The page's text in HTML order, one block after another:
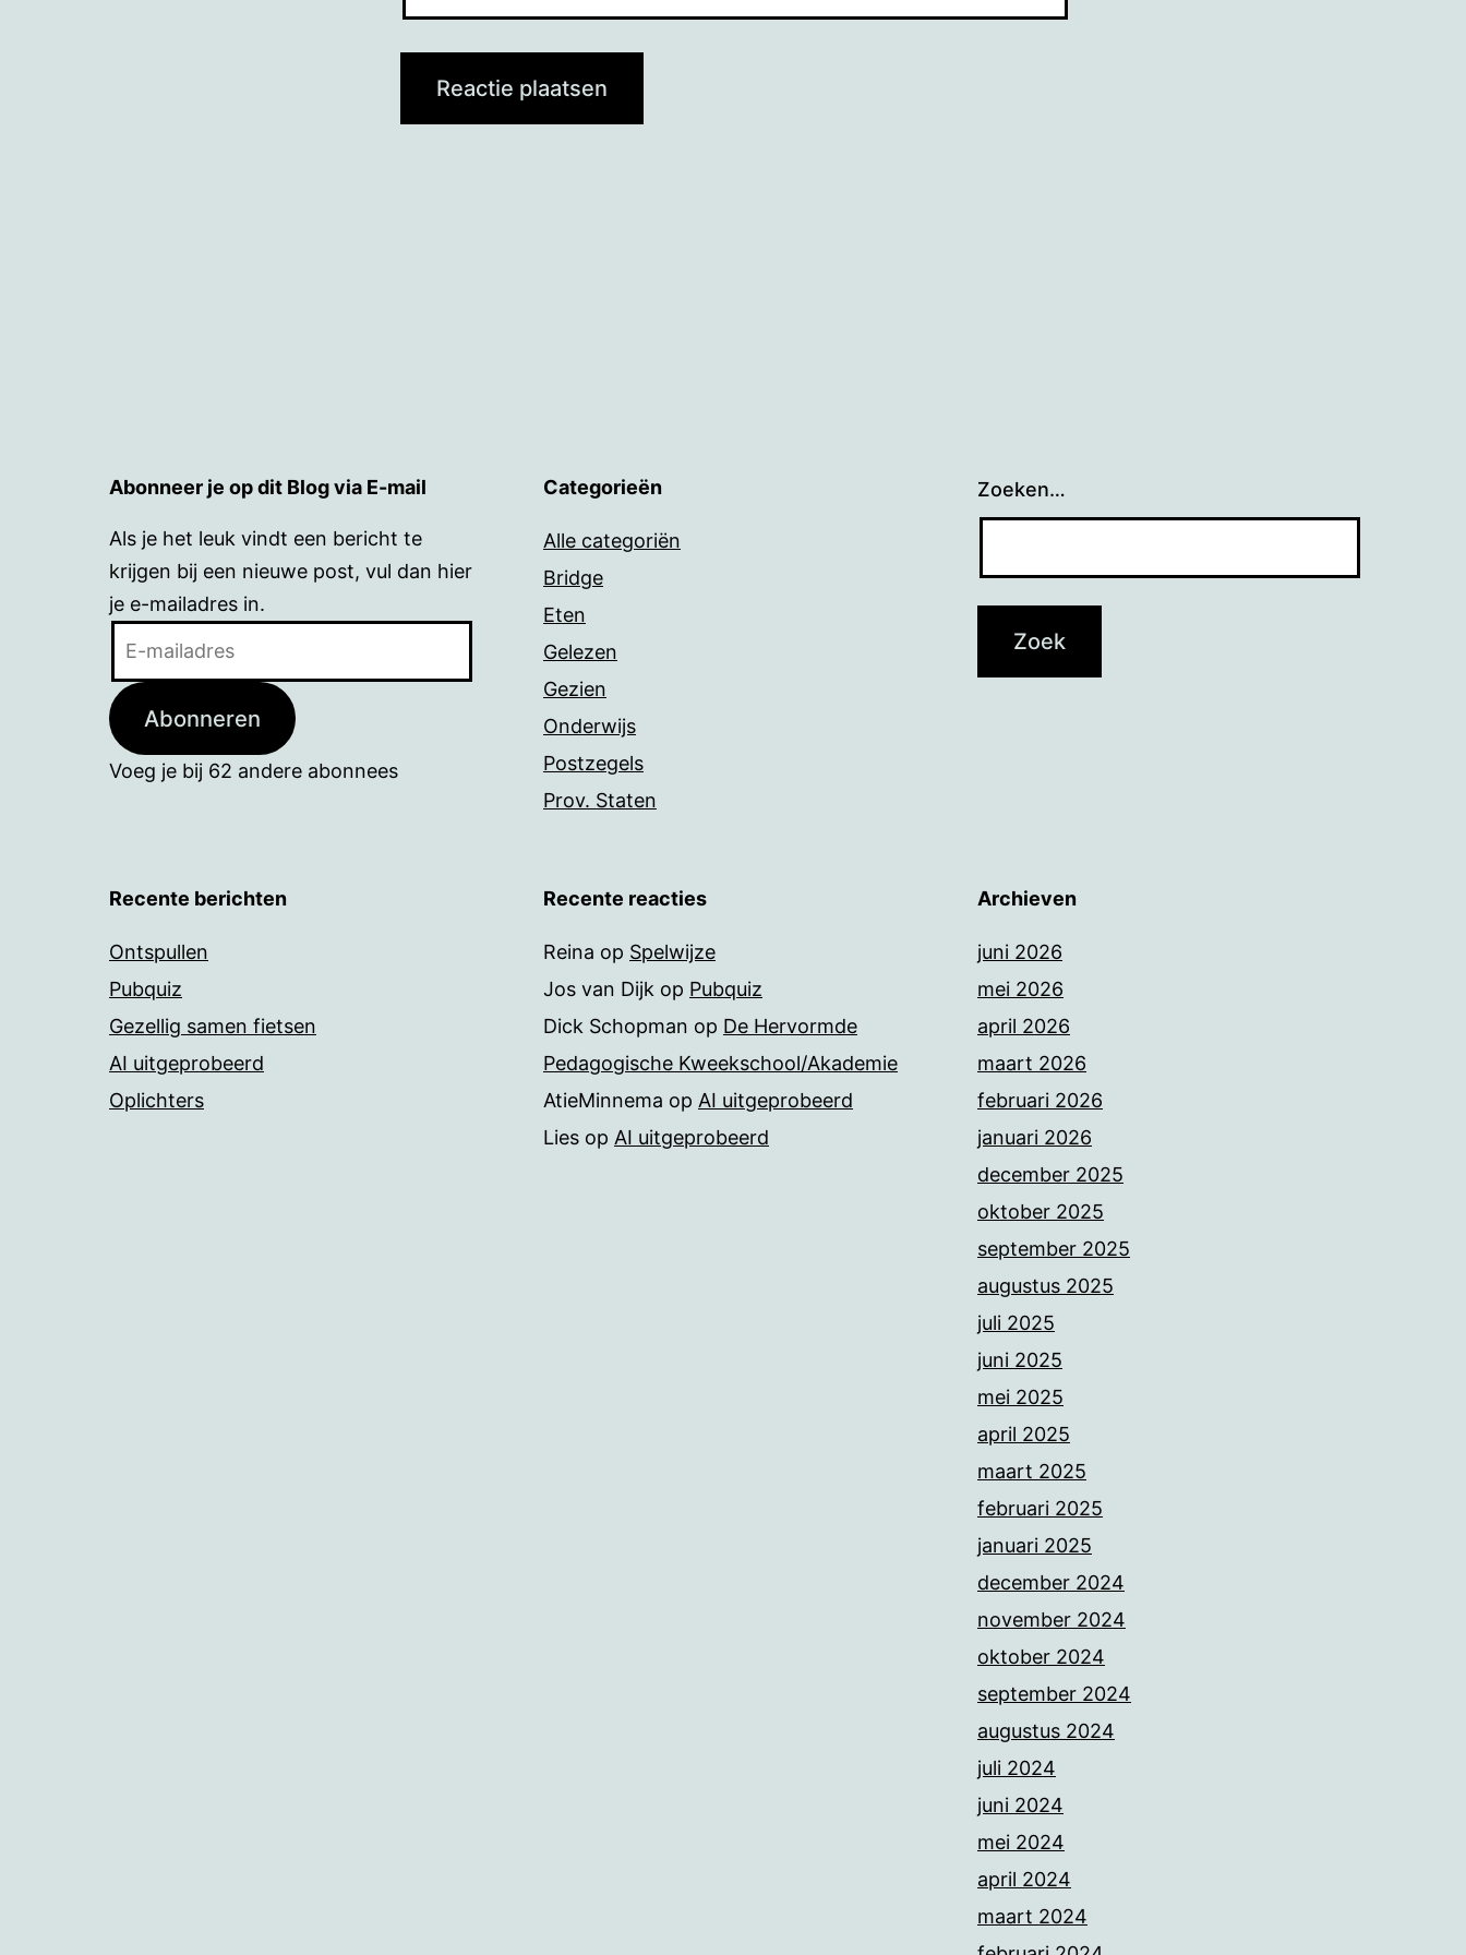
Abonneer je op dit Blog via E-mail
Als je het leuk vindt een bericht te
krijgen bij een nieuwe post, vul dan hier
je e-mailadres in.
Abonneren
Voeg je bij 62 andere abonnees
Categorieën
Alle categoriën
Bridge
Eten
Gelezen
Gezien
Onderwijs
Postzegels
Prov. Staten
Zoeken…
Recente berichten
Ontspullen
Pubquiz
Gezellig samen fietsen
AI uitgeprobeerd
Oplichters
Recente reacties
Reina op Spelwijze
Jos van Dijk op Pubquiz
Dick Schopman op De Hervormde
Pedagogische Kweekschool/Akademie
AtieMinnema op AI uitgeprobeerd
Lies op AI uitgeprobeerd
Archieven
juni 2026
mei 2026
april 2026
maart 2026
februari 2026
januari 2026
december 2025
oktober 2025
september 2025
augustus 2025
juli 2025
juni 2025
mei 2025
april 2025
maart 2025
februari 2025
januari 2025
december 2024
november 2024
oktober 2024
september 2024
augustus 2024
juli 2024
juni 2024
mei 2024
april 2024
maart 2024